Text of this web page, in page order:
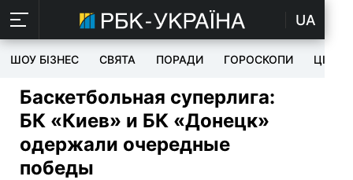
UA
ШОУ БІЗНЕС СВЯТА ПОРАДИ ГОРОСКОПИ ЦІКАВЕ
Баскетбольная суперлига:
БК «Киев» и БК «Донецк»
одержали очередные
победы